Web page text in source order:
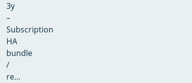
3y
–
Subscription
HA
bundle
/
re…